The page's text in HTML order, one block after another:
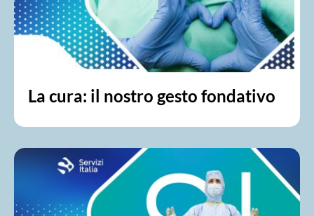
La cura: il nostro gesto fondativo